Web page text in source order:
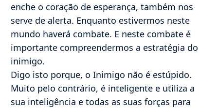
enche o coração de esperança, também nos
serve de alerta. Enquanto estivermos neste
mundo haverá combate. E neste combate é
importante compreendermos a estratégia do
inimigo.
Digo isto porque, o Inimigo não é estúpido.
Muito pelo contrário, é inteligente e utiliza a
sua inteligência e todas as suas forças para